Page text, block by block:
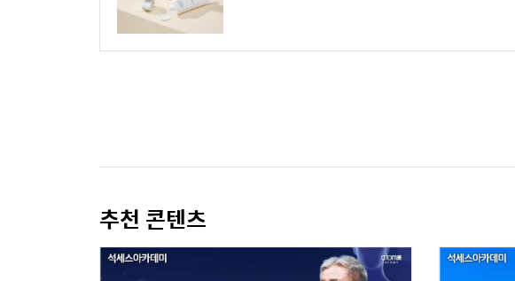
추천 콘텐츠